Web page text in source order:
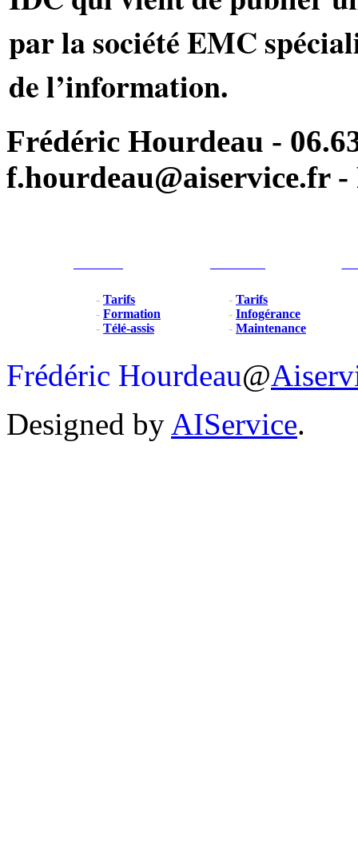
par la société EMC
de l’information.
Frédéric Hourdeau -
f.hourdeau@aiservice.fr -
- Tarifs
- Formation
- Télé-assis
- Tarifs
- Infogérance
- Maintenance
Frédéric Hourdeau@
Designed by AIService.